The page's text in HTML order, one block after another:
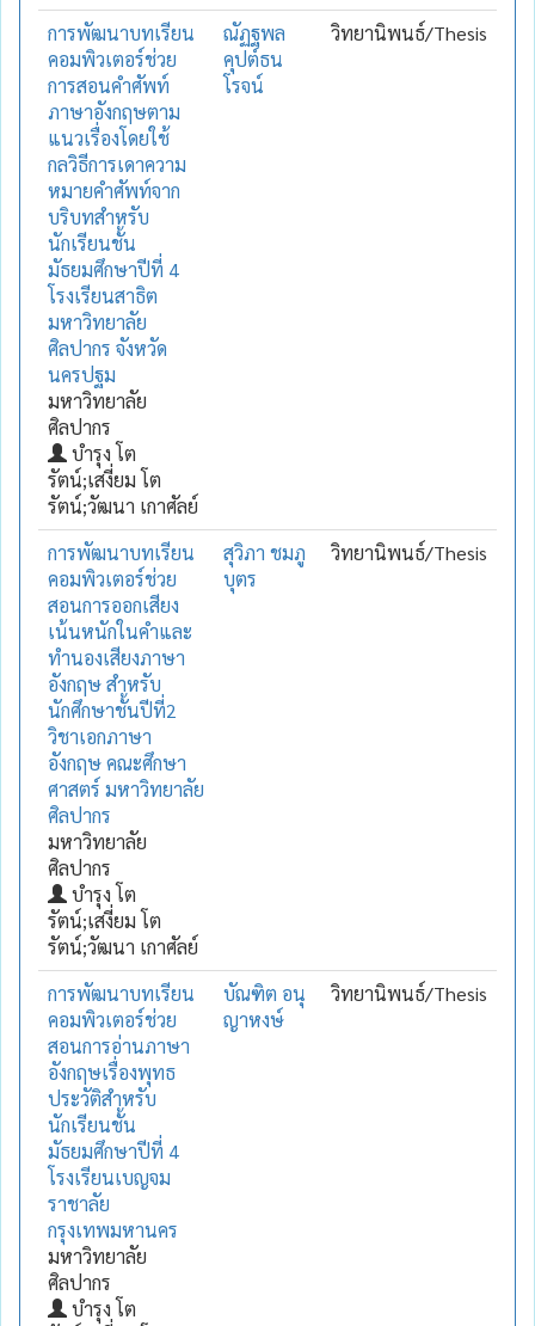
การพัฒนาบทเรียน
คอมพิวเตอร์ช่วย
การสอนคำศัพท์
ภาษาอังกฤษตาม
แนวเรื่องโดยใช้
กลวิธีการเดาความ
หมายคำศัพท์จาก
บริบทสำหรับ
นักเรียนชั้น
มัธยมศึกษาปีที่ 4
โรงเรียนสาธิต
มหาวิทยาลัย
ศิลปากร จังหวัด
นครปฐม
มหาวิทยาลัย
ศิลปากร
บำรุง โต
รัตน์;เสงี่ยม โต
รัตน์;วัฒนา เกาศัลย์
ณัฏฐพล
คุปต์ธน
โรจน์
วิทยานิพนธ์/Thesis
การพัฒนาบทเรียน
คอมพิวเตอร์ช่วย
สอนการออกเสียง
เน้นหนักในคำและ
ทำนองเสียงภาษา
อังกฤษ สำหรับ
นักศึกษาชั้นปีที่2
วิชาเอกภาษา
อังกฤษ คณะศึกษา
ศาสตร์ มหาวิทยาลัย
ศิลปากร
มหาวิทยาลัย
ศิลปากร
บํารุง โต
รัตน์;เสงี่ยม โต
รัตน์;วัฒนา เกาศัลย์
สุวิภา ชมภู
บุตร
วิทยานิพนธ์/Thesis
การพัฒนาบทเรียน
คอมพิวเตอร์ช่วย
สอนการอ่านภาษา
อังกฤษเรื่องพุทธ
ประวัติสำหรับ
นักเรียนชั้น
มัธยมศึกษาปีที่ 4
โรงเรียนเบญจม
ราชาลัย
กรุงเทพมหานคร
มหาวิทยาลัย
ศิลปากร
บำรุง โต
บัณฑิต อนุ
ญาหงษ์
วิทยานิพนธ์/Thesis